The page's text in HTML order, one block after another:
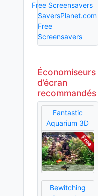
Free Screensavers
SaversPlanet.com
Free
Screensavers
Économiseurs
d’écran
recommandés
Fantastic
Aquarium 3D
Bewitching